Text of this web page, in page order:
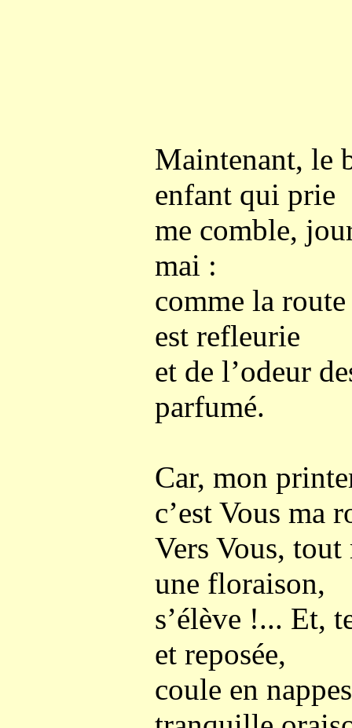
Maintenant, le
enfant qui prie
me comble,
mai :
comme la
est refleurie
et de l’odeur
parfumé.
Car, mon
c’est Vous ma
Vers Vous,
une floraison,
s’élève !... Et,
et reposée,
coule en